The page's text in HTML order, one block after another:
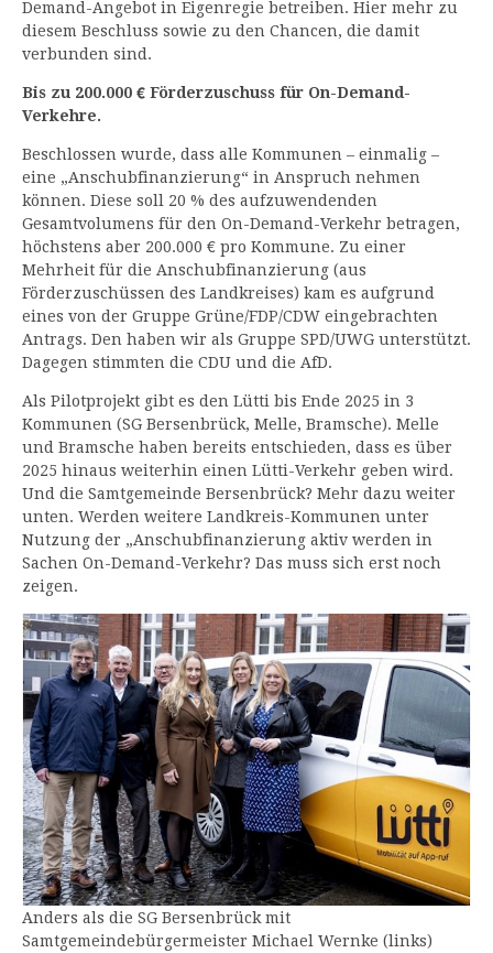
Demand-Angebot in Eigenregie betreiben. Hier mehr zu
diesem Beschluss sowie zu den Chancen, die damit
verbunden sind.
Bis zu 200.000 € Förderzuschuss für On-Demand-
Verkehre.
Beschlossen wurde, dass alle Kommunen – einmalig –
eine „Anschubfinanzierung“ in Anspruch nehmen
können. Diese soll 20 % des aufzuwendenden
Gesamtvolumens für den On-Demand-Verkehr betragen,
höchstens aber 200.000 € pro Kommune. Zu einer
Mehrheit für die Anschubfinanzierung (aus
Förderzuschüssen des Landkreises) kam es aufgrund
eines von der Gruppe Grüne/FDP/CDW eingebrachten
Antrags. Den haben wir als Gruppe SPD/UWG unterstützt.
Dagegen stimmten die CDU und die AfD.
Als Pilotprojekt gibt es den Lütti bis Ende 2025 in 3
Kommunen (SG Bersenbrück, Melle, Bramsche). Melle
und Bramsche haben bereits entschieden, dass es über
2025 hinaus weiterhin einen Lütti-Verkehr geben wird.
Und die Samtgemeinde Bersenbrück? Mehr dazu weiter
unten. Werden weitere Landkreis-Kommunen unter
Nutzung der „Anschubfinanzierung aktiv werden in
Sachen On-Demand-Verkehr? Das muss sich erst noch
zeigen.
Anders als die SG Bersenbrück mit
Samtgemeindebürgermeister Michael Wernke (links)